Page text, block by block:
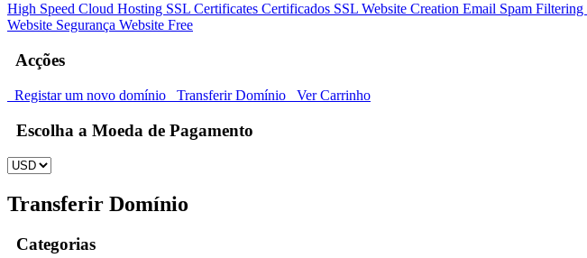
High Speed Cloud Hosting SSL Certificates Certificados SSL Website Creation Email Spam Filtering
Website Segurança Website Free
Acções
Registar um novo domínio Transferir Domínio Ver Carrinho
Escolha a Moeda de Pagamento
Transferir Domínio
Categorias